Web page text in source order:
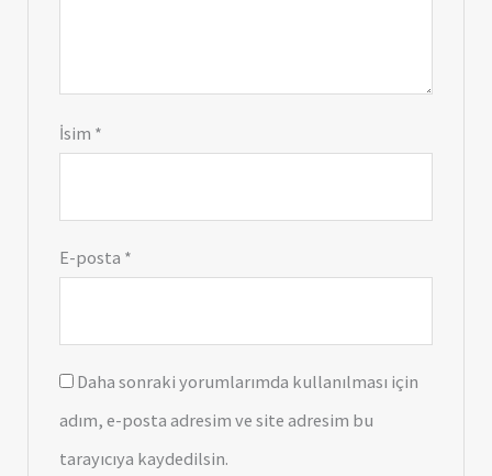
İsim *
E-posta *
Daha sonraki yorumlarımda kullanılması için
adım, e-posta adresim ve site adresim bu
tarayıcıya kaydedilsin.